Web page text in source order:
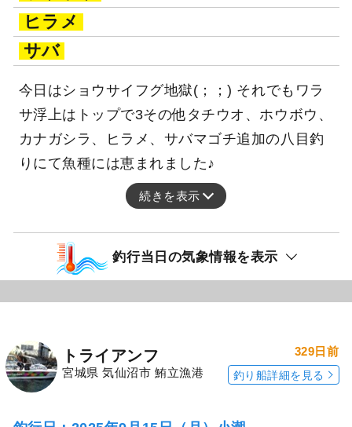
ホウボウ
ヒラメ
サバ
今日はショウサイフグ地獄(；；) それでもワラ
続きを表示
トライアンフ 329日前
釣り船詳細を見る